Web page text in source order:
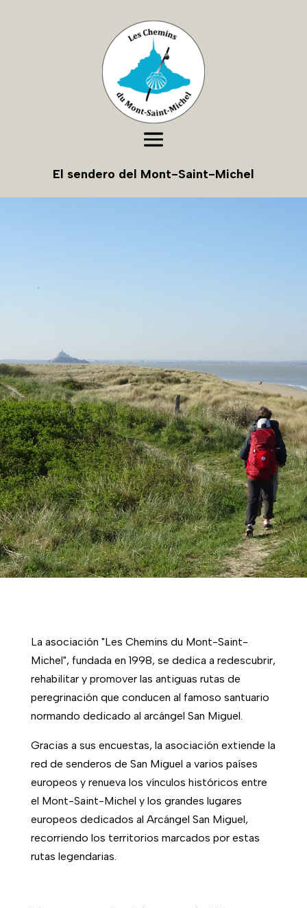
El sendero del Mont-Saint-Michel
La asociación "Les Chemins du Mont-Saint-
Michel", fundada en 1998, se dedica a redescubrir,
rehabilitar y promover las antiguas rutas de
peregrinación que conducen al famoso santuario
normando dedicado al arcángel San Miguel.
Gracias a sus encuestas, la asociación extiende la
red de senderos de San Miguel a varios países
europeos y renueva los vínculos históricos entre
el Mont-Saint-Michel y los grandes lugares
europeos dedicados al Arcángel San Miguel,
recorriendo los territorios marcados por estas
rutas legendarias.